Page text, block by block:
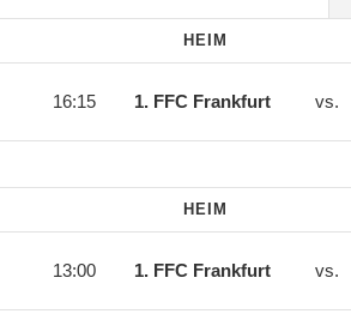
HEIM
16:15 1. FFC Frankfurt vs.
HEIM
13:00 1. FFC Frankfurt vs.